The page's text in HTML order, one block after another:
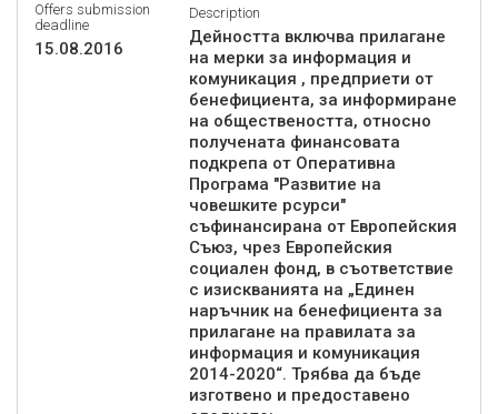
Offers submission
deadline
15.08.2016
Description
Дейността включва прилагане
на мерки за информация и
комуникация , предприети от
бенефициента, за информиране
на обществеността, относно
получената финансовата
подкрепа от Оперативна
Програма "Развитие на
човешките рсурси"
съфинансирана от Европейския
Съюз, чрез Европейския
социален фонд, в съответствие
с изискванията на „Единен
наръчник на бенефициента за
прилагане на правилата за
информация и комуникация
2014-2020“. Трябва да бъде
изготвено и предоставено